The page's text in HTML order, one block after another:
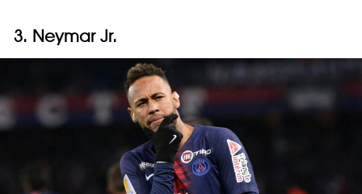
3. Neymar Jr.